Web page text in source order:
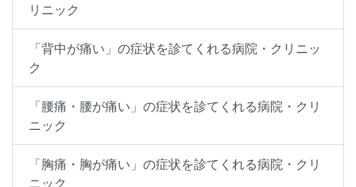
リニック
「背中が痛い」の症状を診てくれる病院・クリニッ
ク
「腰痛・腰が痛い」の症状を診てくれる病院・クリ
ニック
「胸痛・胸が痛い」の症状を診てくれる病院・クリ
ニック